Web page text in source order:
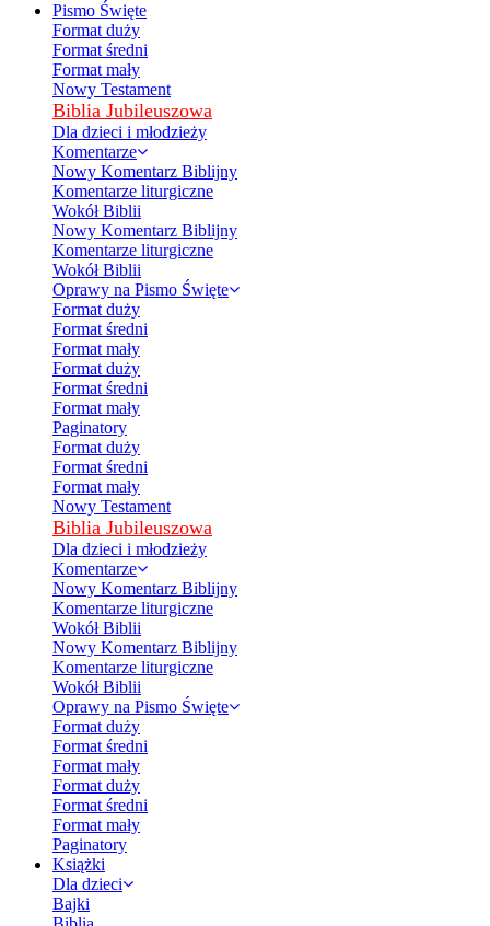
Pismo Święte
Format duży
Format średni
Format mały
Nowy Testament
Biblia Jubileuszowa
Dla dzieci i młodzieży
Komentarze
Nowy Komentarz Biblijny
Komentarze liturgiczne
Wokół Biblii
Nowy Komentarz Biblijny
Komentarze liturgiczne
Wokół Biblii
Oprawy na Pismo Święte
Format duży
Format średni
Format mały
Format duży
Format średni
Format mały
Paginatory
Format duży
Format średni
Format mały
Nowy Testament
Biblia Jubileuszowa
Dla dzieci i młodzieży
Komentarze
Nowy Komentarz Biblijny
Komentarze liturgiczne
Wokół Biblii
Nowy Komentarz Biblijny
Komentarze liturgiczne
Wokół Biblii
Oprawy na Pismo Święte
Format duży
Format średni
Format mały
Format duży
Format średni
Format mały
Paginatory
Książki
Dla dzieci
Bajki